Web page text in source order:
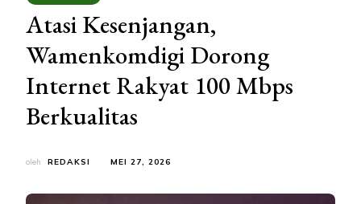
Atasi Kesenjangan,
Wamenkomdigi Dorong
Internet Rakyat 100 Mbps
Berkualitas
oleh REDAKSI MEI 27, 2026